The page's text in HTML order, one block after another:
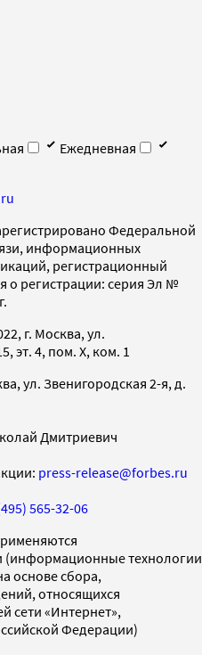
Ежедневная
Федеральной
информационных
регистрационный
о регистрации: серия Эл №
г. Москва, ул.
эт. 4, пом. X, ком. 1
ул. Звенигородская 2-я, д.
Дмитриевич
press-release@forbes.ru
565-32-06
(информационные технологии
основе сбора,
относящихся
сети «Интернет»,
Федерации)